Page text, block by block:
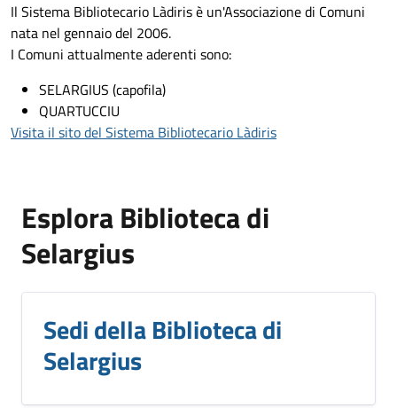
Il Sistema Bibliotecario Làdiris è un'Associazione di Comuni
nata nel gennaio del 2006.
I Comuni attualmente aderenti sono:
SELARGIUS (capofila)
QUARTUCCIU
Visita il sito del Sistema Bibliotecario Làdiris
Esplora Biblioteca di
Selargius
Sedi della Biblioteca di
Selargius